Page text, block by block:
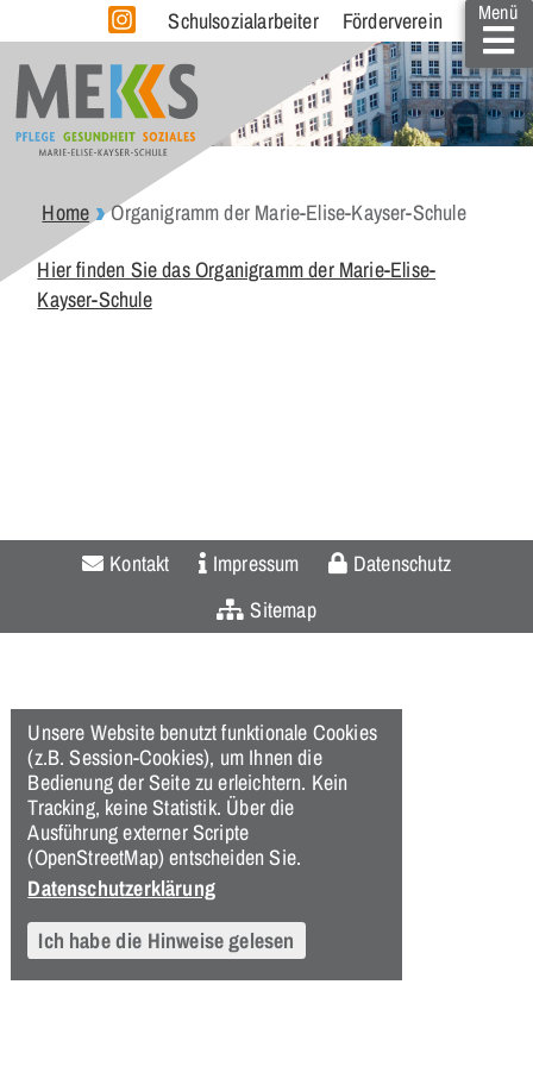
Menü
Schulsozialarbeiter Förderverein
Home
Organigramm der Marie-Elise-Kayser-Schule
Hier finden Sie das Organigramm der Marie-Elise-
Kayser-Schule
Kontakt Impressum
Datenschutz
Sitemap
Unsere Website benutzt funktionale Cookies
(z.B. Session-Cookies), um Ihnen die
Bedienung der Seite zu erleichtern. Kein
Tracking, keine Statistik. Über die
Ausführung externer Scripte
(OpenStreetMap) entscheiden Sie.
Datenschutzerklärung
Ich habe die Hinweise gelesen